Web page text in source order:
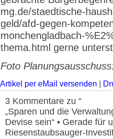
mg.de/staedtische-
geld/afd-gegen-
monchengladbach-
thema.html gerne
Foto
Artikel per eMail versenden
3 Kommentare zu “
„Sparen und die
Devise sein“ • Gerade für
Riesenstaubsauger-